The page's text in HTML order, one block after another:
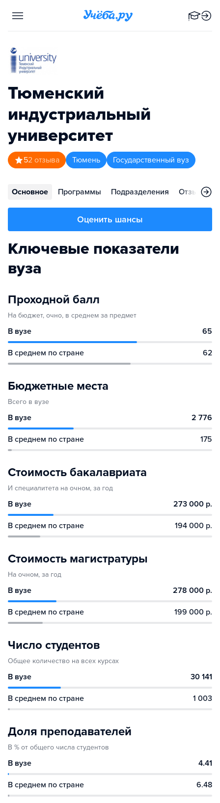
Тюменский
индустриальный
университет
52 отзыва Тюмень Государственный вуз
Основное Программы Подразделения Отзывы
Оценить шансы
Ключевые показатели
вуза
Проходной балл
На бюджет, очно, в среднем за предмет
В вузе 65
В среднем по стране 62
Бюджетные места
Всего в вузе
В вузе 2 776
В среднем по стране 175
Стоимость бакалавриата
И специалитета на очном, за год
В вузе 273 000 р.
В среднем по стране 194 000 р.
Стоимость магистратуры
На очном, за год
В вузе 278 000 р.
В среднем по стране 199 000 р.
Число студентов
Общее количество на всех курсах
В вузе 30 141
В среднем по стране 1 003
Доля преподавателей
В % от общего числа студентов
В вузе 4.41
В среднем по стране 6.48